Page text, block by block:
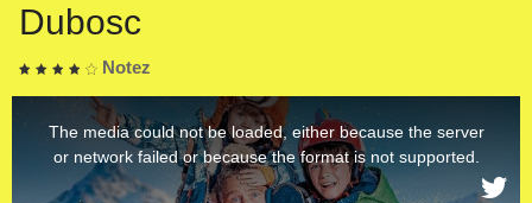
Dubosc
Notez